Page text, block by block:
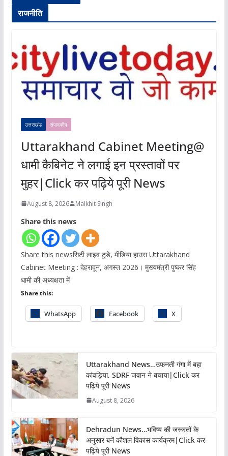
राजनीति
उत्तराखंड संपादकीय
Uttarakhand Cabinet Meeting@
धामी कैबिनेट ने लगाई इन प्रस्तावों पर
मुहर|Click कर पढ़िये पूरी News
August 8, 2026 Malkhit Singh
Share this news
Share this newsसिटी लाइव टुडे, मीडिया हाउस Uttarakhand
Cabinet Meeting : देहरादून, अगस्त 2026। मुख्यमंत्री पुष्कर सिंह
धामी की अध्यक्षता में
Share this:
WhatsApp Facebook X
Uttarakhand News…उफनती गंगा में बहा
कांवड़िया, SDRF जवान ने बचाया|Click कर
पढ़िये पूरी News
August 8, 2026
Dehradun News…भविष्य की जरूरतों के
अनुसार बनें कौशल विकास कार्यक्रम|Click कर
पढ़िये पूरी News